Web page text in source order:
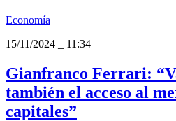
Economía
15/11/2024
11:34
Gianfranco Ferrari:
también el acceso al
capitales”